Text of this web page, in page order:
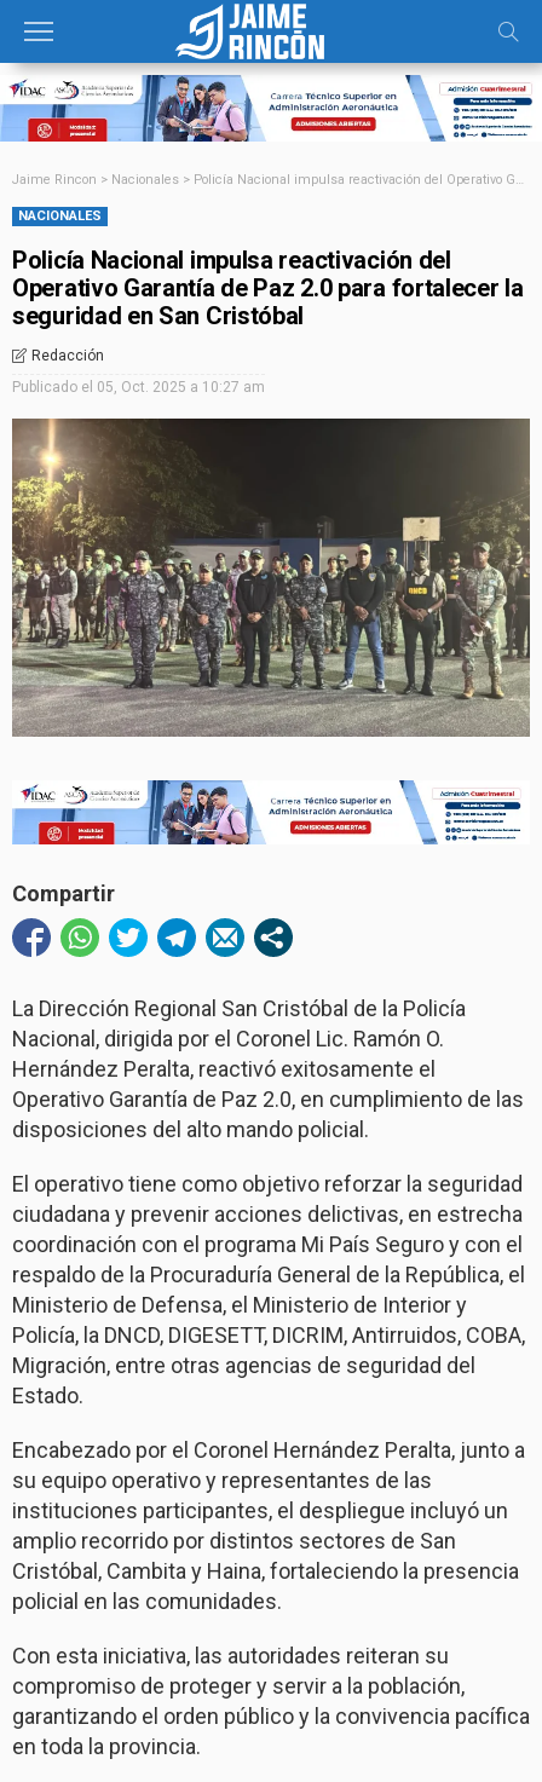
Jaime Rincon > Nacionales > Policía Nacional impulsa reactivación del Operativo Garantía de Paz 2.0 para fortalecer la seguridad en San Cristóbal
NACIONALES
Policía Nacional impulsa reactivación del
Operativo Garantía de Paz 2.0 para fortalecer la
seguridad en San Cristóbal
Redacción
Publicado el 05, Oct. 2025 a 10:27 am
Compartir
La Dirección Regional San Cristóbal de la Policía
Nacional, dirigida por el Coronel Lic. Ramón O.
Hernández Peralta, reactivó exitosamente el
Operativo Garantía de Paz 2.0, en cumplimiento de las
disposiciones del alto mando policial.
El operativo tiene como objetivo reforzar la seguridad
ciudadana y prevenir acciones delictivas, en estrecha
coordinación con el programa Mi País Seguro y con el
respaldo de la Procuraduría General de la República, el
Ministerio de Defensa, el Ministerio de Interior y
Policía, la DNCD, DIGESETT, DICRIM, Antirruidos, COBA,
Migración, entre otras agencias de seguridad del
Estado.
Encabezado por el Coronel Hernández Peralta, junto a
su equipo operativo y representantes de las
instituciones participantes, el despliegue incluyó un
amplio recorrido por distintos sectores de San
Cristóbal, Cambita y Haina, fortaleciendo la presencia
policial en las comunidades.
Con esta iniciativa, las autoridades reiteran su
compromiso de proteger y servir a la población,
garantizando el orden público y la convivencia pacífica
en toda la provincia.